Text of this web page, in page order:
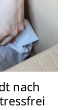
nach